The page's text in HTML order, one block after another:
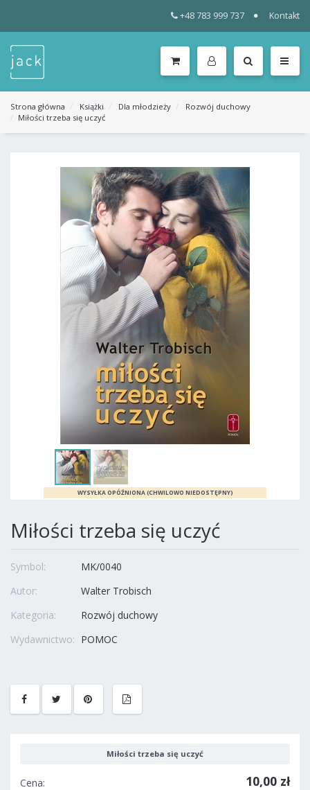
+48 783 999 737 Kontakt
KATEGORIE
MENU
Strona główna Książki Dla młodzieży
Rozwój duchowy
Miłości trzeba się uczyć
Miłości trzeba się uczyć
Symbol:
MK/0040
Autor:
Walter Trobisch
Kategoria:
Rozwój duchowy
Wydawnictwo: POMOC
Miłości trzeba się uczyć
Cena: 10,00 zł